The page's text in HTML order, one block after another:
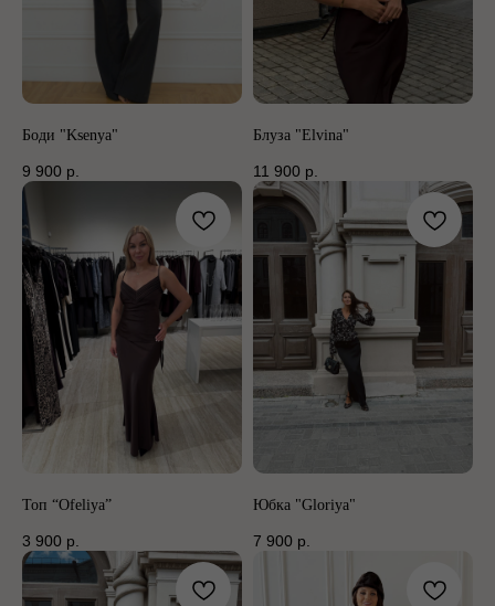
Боди "Ksenya"
9 900 р.
Блуза "Elvina"
11 900 р.
Топ “Ofeliya”
3 900 р.
Юбка "Gloriya"
7 900 р.